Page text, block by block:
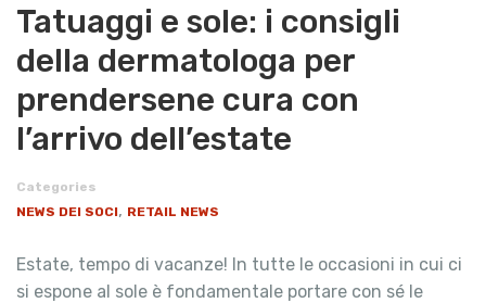
Tatuaggi e sole: i consigli
della dermatologa per
prendersene cura con
l’arrivo dell’estate
Categories
NEWS DEI SOCI, RETAIL NEWS
Estate, tempo di vacanze! In tutte le occasioni in cui ci
si espone al sole è fondamentale portare con sé le